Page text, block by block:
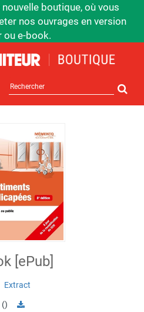
boutique, où vous
nos ouvrages en version
ou e-book.
sur
le
[ePub]
Extract
()